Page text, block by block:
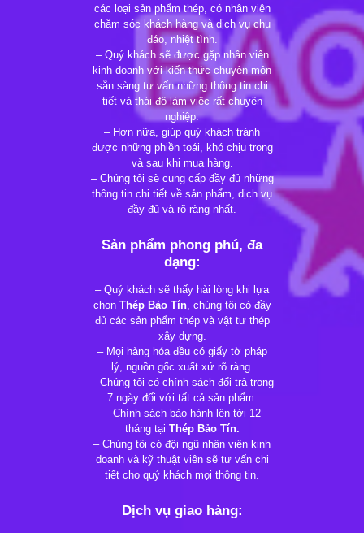
các loại sản phẩm thép, có nhân viên
chăm sóc khách hàng và dịch vụ chu
đáo, nhiệt tình.
– Quý khách sẽ được gặp nhân viên
kinh doanh với kiến thức chuyên môn
sẵn sàng tư vấn những thông tin chi
tiết và thái độ làm việc rất chuyên
nghiệp.
– Hơn nữa, giúp quý khách tránh
được những phiền toái, khó chịu trong
và sau khi mua hàng.
– Chúng tôi sẽ cung cấp đầy đủ những
thông tin chi tiết về sản phẩm, dịch vụ
đầy đủ và rõ ràng nhất.
Sản phẩm phong phú, đa
dạng:
– Quý khách sẽ thấy hài lòng khi lựa
chọn Thép Bảo Tín, chúng tôi có đầy
đủ các sản phẩm thép và vật tư thép
xây dựng.
– Mọi hàng hóa đều có giấy tờ pháp
lý, nguồn gốc xuất xứ rõ ràng.
– Chúng tôi có chính sách đổi trả trong
7 ngày đối với tất cả sản phẩm.
– Chính sách bảo hành lên tới 12
tháng tại Thép Bảo Tín.
– Chúng tôi có đội ngũ nhân viên kinh
doanh và kỹ thuật viên sẽ tư vấn chi
tiết cho quý khách mọi thông tin.
Dịch vụ giao hàng: